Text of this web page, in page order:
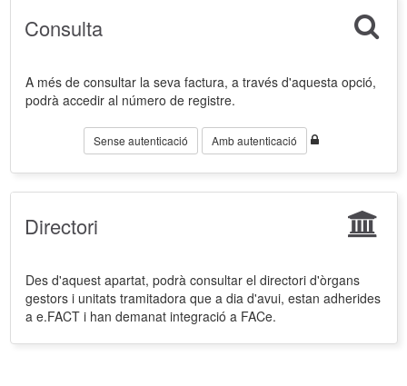
Consulta
A més de consultar la seva factura, a través d'aquesta opció,
podrà accedir al número de registre.
Sense autenticació Amb autenticació
Directori
Des d'aquest apartat, podrà consultar el directori d'òrgans
gestors i unitats tramitadora que a dia d'avui, estan adherides
a e.FACT i han demanat integració a FACe.